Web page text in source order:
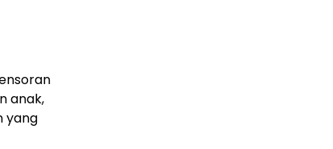
anak,
yang